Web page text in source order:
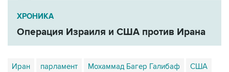
ХРОНИКА
Операция Израиля и США против Ирана
Иран парламент Мохаммад Багер Галибаф США